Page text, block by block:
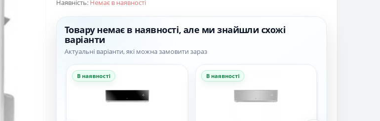
Наявність: Немає в наявності
Товару немає в наявності, але ми знайшли схожі
варіанти
Актуальні варіанти, які можна замовити зараз
В наявності В наявності